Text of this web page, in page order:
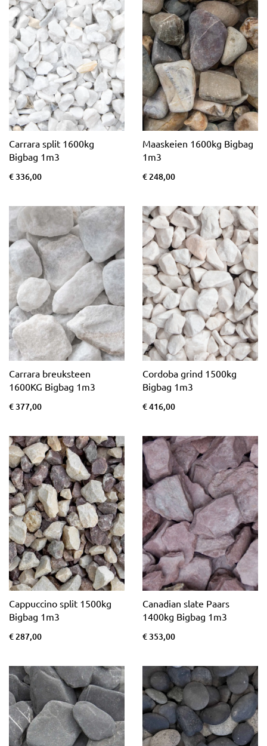
Carrara split 1600kg
Bigbag 1m3
€ 336,00
Maaskeien 1600kg Bigbag
1m3
€ 248,00
Carrara breuksteen
1600KG Bigbag 1m3
€ 377,00
Cordoba grind 1500kg
Bigbag 1m3
€ 416,00
Cappuccino split 1500kg
Bigbag 1m3
€ 287,00
Canadian slate Paars
1400kg Bigbag 1m3
€ 353,00